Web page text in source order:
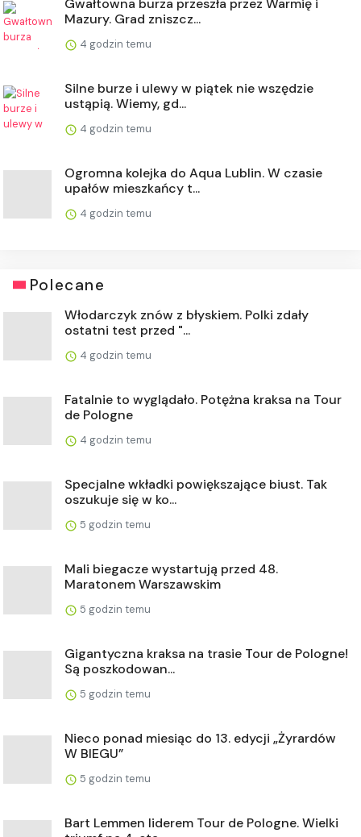
Gwałtowna burza przeszła przez Warmię i
Mazury. Grad zniszcz...
4 godzin temu
Silne burze i ulewy w piątek nie wszędzie
ustąpią. Wiemy, gd...
4 godzin temu
Ogromna kolejka do Aqua Lublin. W czasie
upałów mieszkańcy t...
4 godzin temu
Polecane
Włodarczyk znów z błyskiem. Polki zdały
ostatni test przed "...
4 godzin temu
Fatalnie to wyglądało. Potężna kraksa na Tour
de Pologne
4 godzin temu
Specjalne wkładki powiększające biust. Tak
oszukuje się w ko...
5 godzin temu
Mali biegacze wystartują przed 48.
Maratonem Warszawskim
5 godzin temu
Gigantyczna kraksa na trasie Tour de Pologne!
Są poszkodowan...
5 godzin temu
Nieco ponad miesiąc do 13. edycji „Żyrardów
W BIEGU”
5 godzin temu
Bart Lemmen liderem Tour de Pologne. Wielki